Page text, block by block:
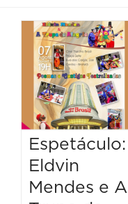
Espetáculo:
Eldvin
Mendes e A